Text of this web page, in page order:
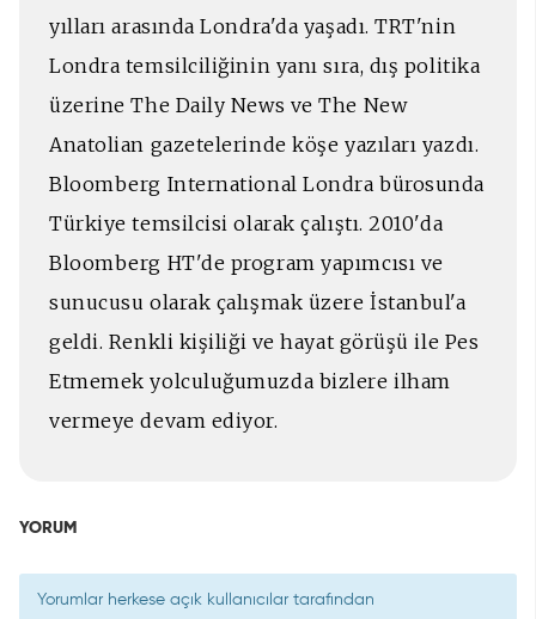
yılları arasında Londra'da yaşadı. TRT'nin
Londra temsilciliğinin yanı sıra, dış politika
üzerine The Daily News ve The New
Anatolian gazetelerinde köşe yazıları yazdı.
Bloomberg International Londra bürosunda
Türkiye temsilcisi olarak çalıştı. 2010'da
Bloomberg HT'de program yapımcısı ve
sunucusu olarak çalışmak üzere İstanbul'a
geldi. Renkli kişiliği ve hayat görüşü ile Pes
Etmemek yolculuğumuzda bizlere ilham
vermeye devam ediyor.
YORUM
Yorumlar herkese açık kullanıcılar tarafından